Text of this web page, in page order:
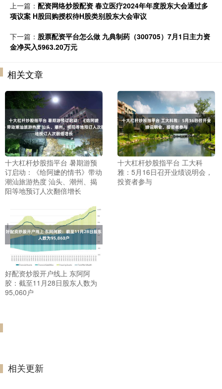
上一篇： 配资网络炒股配资 春立医疗2024年年度股东大会通过多
项议案 H股回购授权待H股类别股东大会审议
下一篇： 股票配资平台怎么做 九典制药（300705）7月1日主力资
金净买入5963.20万元
相关文章
十大杠杆炒股指平台 暑期游预
订启动：《给阿嬷的情书》带动
潮汕旅游热度 汕头、潮州、揭
阳等地预订人次翻倍增长
十大杠杆炒股指平台 工大科
雅：5月16日召开业绩说明会，
投资者参与
好配资炒股开户线上 东阿阿
胶：截至11月28日股东人数为
95,060户
相关更新